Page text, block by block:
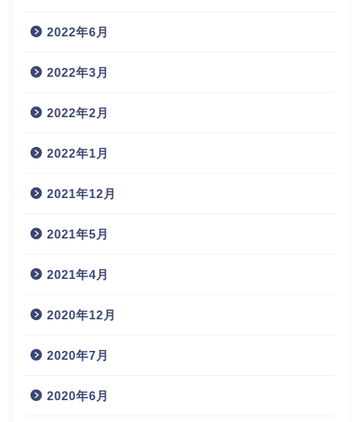
2022年6月
2022年3月
2022年2月
2022年1月
2021年12月
2021年5月
2021年4月
2020年12月
2020年7月
2020年6月